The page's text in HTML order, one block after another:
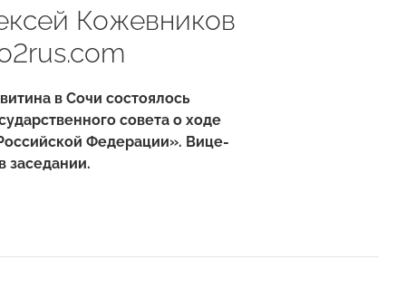
Кожевников
в Сочи состоялось
совета о ходе
Федерации». Вице-
заседании.